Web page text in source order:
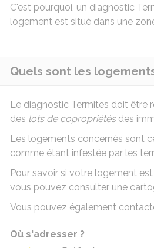
C'est pourquoi, un diagnostic
logement est situé dans une
Quels sont les
Le diagnostic Termites doit être
des lots de copropriétésdes
Les logements concernés sont
comme étant infestée par les
Pour savoir si votre logement
vous pouvez consulter une
Vous pouvez également
Où s'adresser ?